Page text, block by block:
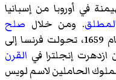
في أوروبا من إسبانيا
. ومن خلال صلح
عام 1659، تحولت فرنسا إلى
ازدهرت إنجلترا في القرن
الحاملين لاسم لويس